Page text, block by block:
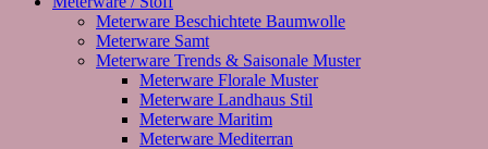
Meterware Beschichtete Baumwolle
Meterware Samt
Meterware Trends & Saisonale Muster
Meterware Florale Muster
Meterware Landhaus Stil
Meterware Maritim
Meterware Mediterran